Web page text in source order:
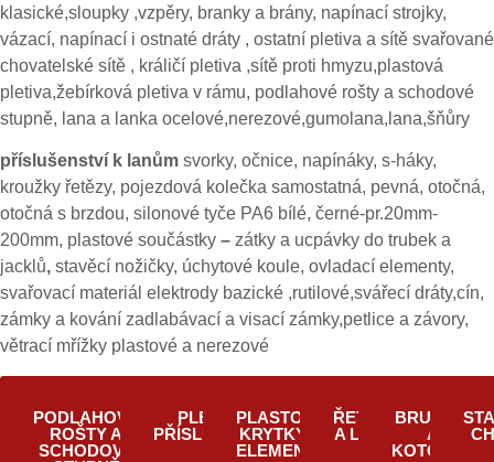
klasické,sloupky ,vzpěry, branky a brány, napínací strojky,
vázací, napínací i ostnaté dráty , ostatní pletiva a sítě svařované
chovatelské sítě , králičí pletiva ,sítě proti hmyzu,plastová
pletiva,žebírková pletiva v rámu, podlahové rošty a schodové
stupně, lana a lanka ocelové,nerezové,gumolana,lana,šňůry
příslušenství k lanům svorky, očnice, napínáky, s-háky,
kroužky řetězy, pojezdová kolečka samostatná, pevná, otočná,
otočná s brzdou, silonové tyče PA6 bílé, černé-pr.20mm-
200mm, plastové součástky – zátky a ucpávky do trubek a
jacklů, stavěcí nožičky, úchytové koule, ovladací elementy,
svařovací materiál elektrody bazické ,rutilové,svářecí dráty,cín,
zámky a kování zadlabávací a visací zámky,petlice a závory,
větrací mřížky plastové a nerezové
PODLAHOVÉ
ROŠTY A
SCHODOVÉ
PLETIVA A
PŘÍSLUŠENSTVÍ
PLASTOVÉ
KRYTKY A
ELEMENTY
ŘETĚZY
A LANA
BRUSIVO
A
KOTOUČE